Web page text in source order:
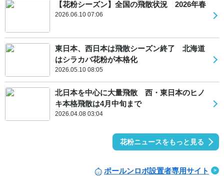
【花粉シーズン】全国の飛散状況 2026年春
2026.06.10 07:06
東日本、西日本は飛散シーズン終了 北海道
はシラカバ花粉が本格化
2026.05.10 08:05
北日本を中心に大量飛散 西・東日本のヒノ
キ本格飛散は4月中旬まで
2026.04.08 03:04
花粉ニュースをもっと見る
ポールンロボ設置者専用サイト